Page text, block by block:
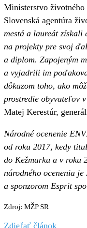
Ministerstvo životného
Slovenská agentúra
mestá a laureát získali
na projekty pre svoj
a diplom. Zapojeným
a vyjadrili im
dôkazom toho, ako
prostredie obyvateľov
Matej Kerestúr,
Národné ocenenie
od roku 2017, kedy
do Kežmarku a v roku
národného ocenenia
a sponzorom Esprit
Zdroj: MŽP SR
Zdieľať článok